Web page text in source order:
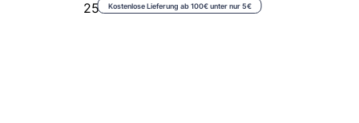
Kostenlose Lieferung ab 100€ unter nur 5€